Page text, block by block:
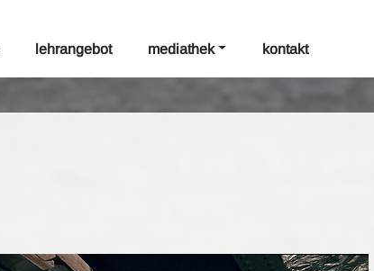
lehrangebot mediathek kontakt